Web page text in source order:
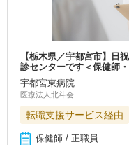
【栃木県／宇都宮市】日
診センターです＜保健師
宇都宮東病院
医療法人北斗会
転職支援サービス経由
保健師 / 正職員